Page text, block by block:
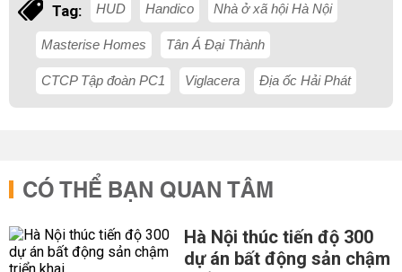
Tag: HUD Handico Nhà ở xã hội Hà Nội
Masterise Homes Tân Á Đại Thành
CTCP Tập đoàn PC1 Viglacera Địa ốc Hải Phát
CÓ THỂ BẠN QUAN TÂM
Hà Nội thúc tiến độ 300
dự án bất động sản chậm